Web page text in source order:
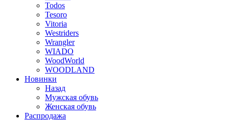
Todos
Tesoro
Vitoria
Westriders
Wrangler
WIADO
WoodWorld
WOODLAND
Новинки
Назад
Мужская обувь
Женская обувь
Распродажа